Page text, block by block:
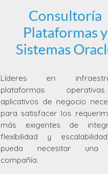
Consultoría
Plataformas y
Sistemas
Líderes en
plataformas
aplicativos de negocio
para satisfacer los
más exigentes de
flexibilidad y
pueda necesitar una
compañía.